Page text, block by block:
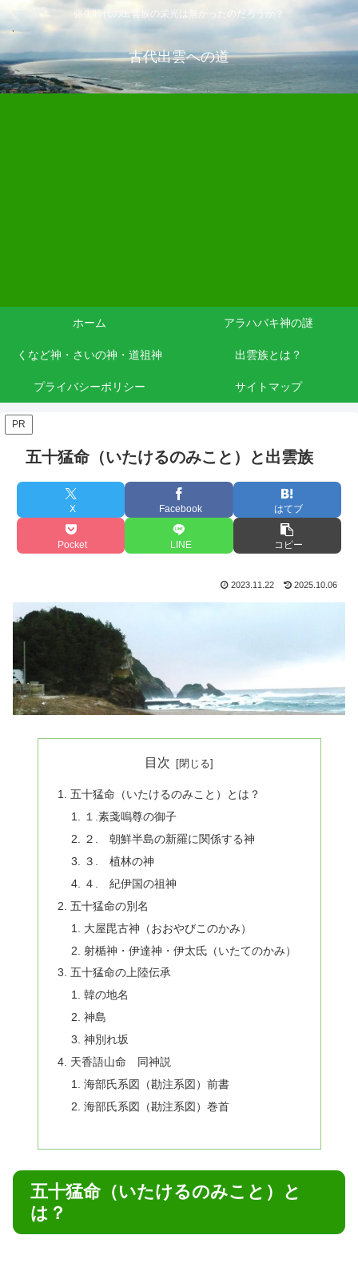
弥生時代の出雲族の栄光は無かったのだろうか？
古代出雲への道
ホーム アラハバキ神の謎
くなど神・さいの神・道祖神 出雲族とは？
プライバシーポリシー サイトマップ
PR
五十猛命（いたけるのみこと）と出雲族
X Facebook はてブ
Pocket LINE コピー
2023.11.22 2025.10.06
目次
五十猛命（いたけるのみこと）とは？
１.素戔嗚尊の御子
２. 朝鮮半島の新羅に関係する神
３. 植林の神
４. 紀伊国の祖神
五十猛命の別名
大屋毘古神（おおやびこのかみ）
射楯神・伊達神・伊太氐（いたてのかみ）
五十猛命の上陸伝承
韓の地名
神島
神別れ坂
天香語山命 同神説
海部氏系図（勘注系図）前書
海部氏系図（勘注系図）巻首
五十猛命（いたけるのみこと）と
は？